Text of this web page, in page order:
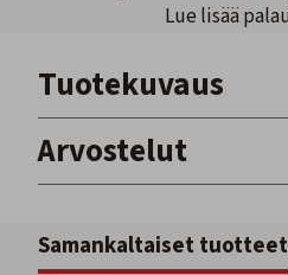
Lue lisää
Tuotekuvaus
Arvostelut
Samankaltaiset tuotteet